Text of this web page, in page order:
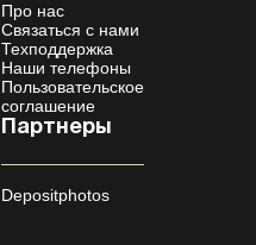
Про нас
Связаться с нами
Техподдержка
Наши телефоны
Пользовательское
соглашение
Партнеры
Depositphotos